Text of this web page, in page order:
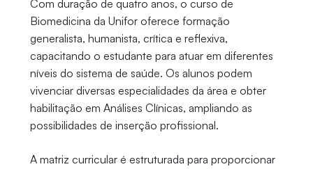
Com duração de quatro anos, o curso de
Biomedicina da Unifor oferece formação
generalista, humanista, crítica e reflexiva,
capacitando o estudante para atuar em diferentes
níveis do sistema de saúde. Os alunos podem
vivenciar diversas especialidades da área e obter
habilitação em Análises Clínicas, ampliando as
possibilidades de inserção profissional.
A matriz curricular é estruturada para proporcionar